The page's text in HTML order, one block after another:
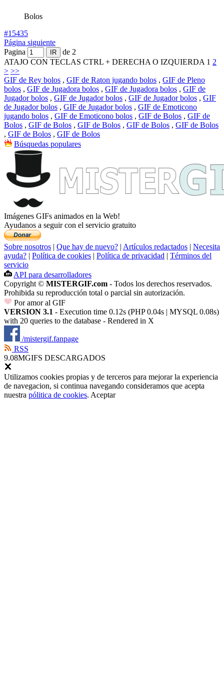
Bolos
#15435
Página siguiente
Pagina
de 2
ATAJO CON TECLAS CTRL + DERECHA O IZQUIERDA 1 2
> >>
GIF de Rey bolos , GIF de Raton jugando bolos , GIF de Pleno
bolos , GIF de Jugadora bolos , GIF de Jugadora bolos , GIF de
Jugador bolos , GIF de Jugador bolos , GIF de Jugador bolos , GIF
de Jugador bolos , GIF de Jugador bolos , GIF de Emoticono
jugando bolos , GIF de Emoticono bolos , GIF de Bolos , GIF de
Bolos , GIF de Bolos , GIF de Bolos , GIF de Bolos , GIF de Bolos
, GIF de Bolos , GIF de Bolos
Búsquedas populares
Imágenes GIFs animados en la Web!
Ayudanos a seguir con el servicio gratuito
Sobre nosotros | Que hay de nuevo? | Artículos redactados | Necesita
ayuda? | Política de cookies | Política de privacidad | Términos del
servicio
API para desarrolladores
Copyright © MISTERGIF.com - Todos los derechos reservados.
Prohibida su reproducción total o parcial sin autorización.
Por amor al GIF
VERSION 3.1 - Execution time 0.12s (PHP 0.04s | MYSQL 0.08s)
with 20 queries to the database - Rendered in X
/mistergif.fanpage
RSS
9.08MGIFS DESCARGADOS
Utilizamos cookies propias y de terceros para mejorar la experiencia
de navegacion, si continua navegando consideramos que acepta
nuestra pólitica de cookies. Aceptar